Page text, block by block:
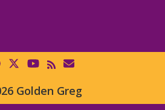
Golden Greg